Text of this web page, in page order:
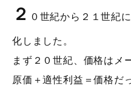
２ ０世紀から２１世紀
化しました。
まず２０世紀、価格はメ
原価＋適性利益＝価格だ